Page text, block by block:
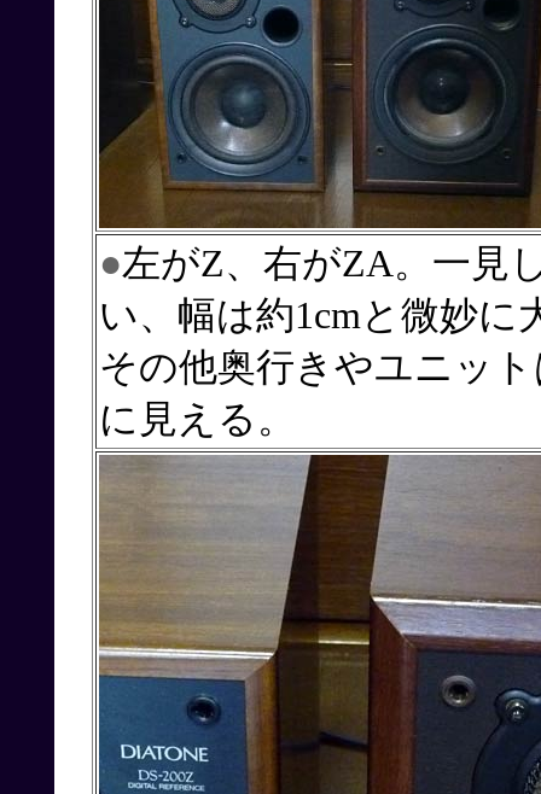
●左がZ、右がZA。一見
い、幅は約1cmと微妙に
その他奥行きやユニッ
に見える。